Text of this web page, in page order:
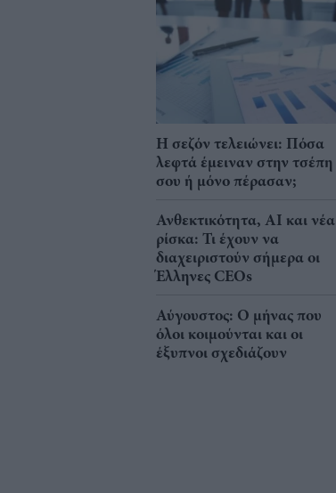
Η σεζόν τελειώνει: Πόσα
λεφτά έμειναν στην τσέπη
σου ή μόνο πέρασαν;
Ανθεκτικότητα, AI και νέα
ρίσκα: Τι έχουν να
διαχειριστούν σήμερα οι
Έλληνες CEOs
Αύγουστος: Ο μήνας που
όλοι κοιμούνται και οι
έξυπνοι σχεδιάζουν